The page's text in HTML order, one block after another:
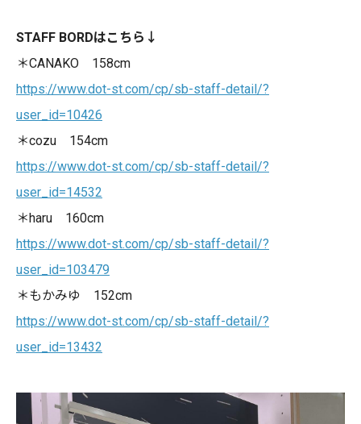
STAFF BORDはこちら↓
＊CANAKO 158cm
https://www.dot-st.com/cp/sb-staff-detail/?
user_id=10426
＊cozu 154cm
https://www.dot-st.com/cp/sb-staff-detail/?
user_id=14532
＊haru 160cm
https://www.dot-st.com/cp/sb-staff-detail/?
user_id=103479
＊もかみゆ 152cm
https://www.dot-st.com/cp/sb-staff-detail/?
user_id=13432